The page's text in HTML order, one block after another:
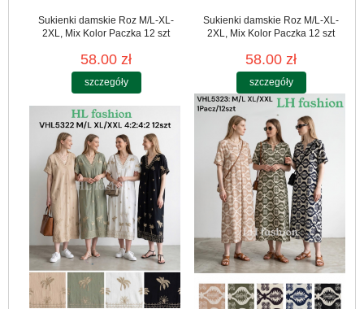
Sukienki damskie Roz M/L-XL-
2XL, Mix Kolor Paczka 12 szt
58.00 zł
szczegóły
Sukienki damskie Roz M/L-XL-
2XL, Mix Kolor Paczka 12 szt
58.00 zł
szczegóły